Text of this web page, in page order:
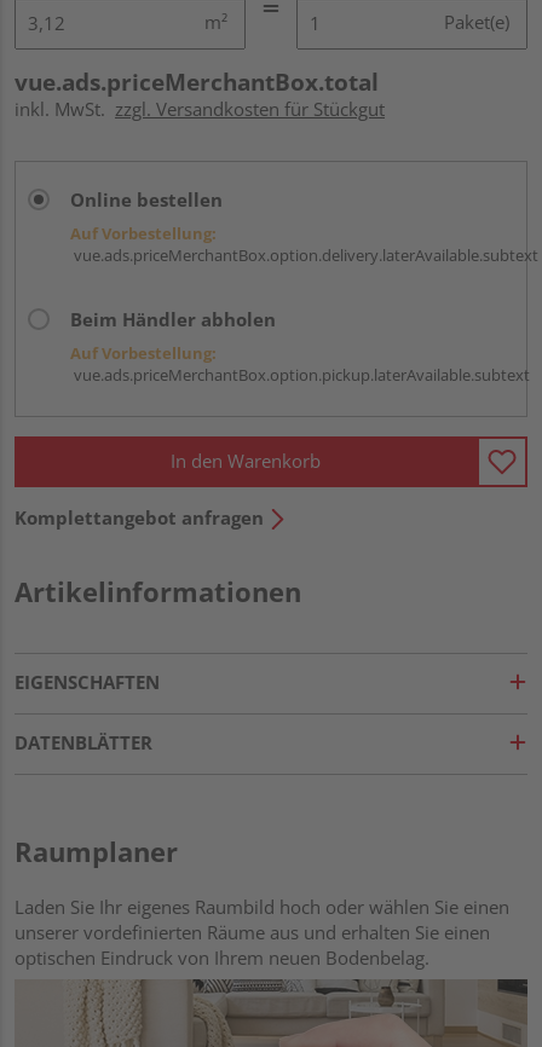
m² Paket(e)
vue.ads.priceMerchantBox.total
inkl. MwSt. zzgl. Versandkosten für Stückgut
Online bestellen
Auf Vorbestellung:
vue.ads.priceMerchantBox.option.delivery.laterAvailable.subtext
Beim Händler abholen
Auf Vorbestellung:
vue.ads.priceMerchantBox.option.pickup.laterAvailable.subtext
In den Warenkorb
Komplettangebot anfragen
Artikelinformationen
EIGENSCHAFTEN
DATENBLÄTTER
Raumplaner
Laden Sie Ihr eigenes Raumbild hoch oder wählen Sie einen
unserer vordefinierten Räume aus und erhalten Sie einen
optischen Eindruck von Ihrem neuen Bodenbelag.